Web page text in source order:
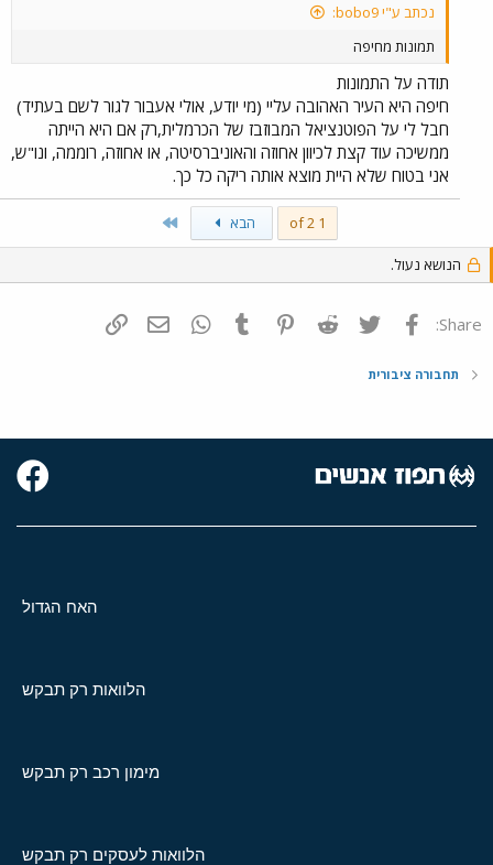
נכתב ע"י bobo9:
תמונות מחיפה
תודה על התמונות
חיפה היא העיר האהובה עליי (מי יודע, אולי אעבור לגור לשם בעתיד)
חבל לי על הפוטנציאל המבוזבז של הכרמלית,רק אם היא הייתה
ממשיכה עוד קצת לכיוון אחוזה והאוניברסיטה, או אחוזה, רוממה, ונו"ש,
אני בטוח שלא היית מוצא אותה ריקה כל כך.
1 of 2 הבא
הנושא נעול.
Share: פייסבוק Twitter
Reddit
Pinterest
Tumblr
WhatsAppדואר אלקטרוני
תחבורה ציבורית
האח הגדול
הלוואות רק תבקש
מימון רכב רק תבקש
הלוואות לעסקים רק תבקש